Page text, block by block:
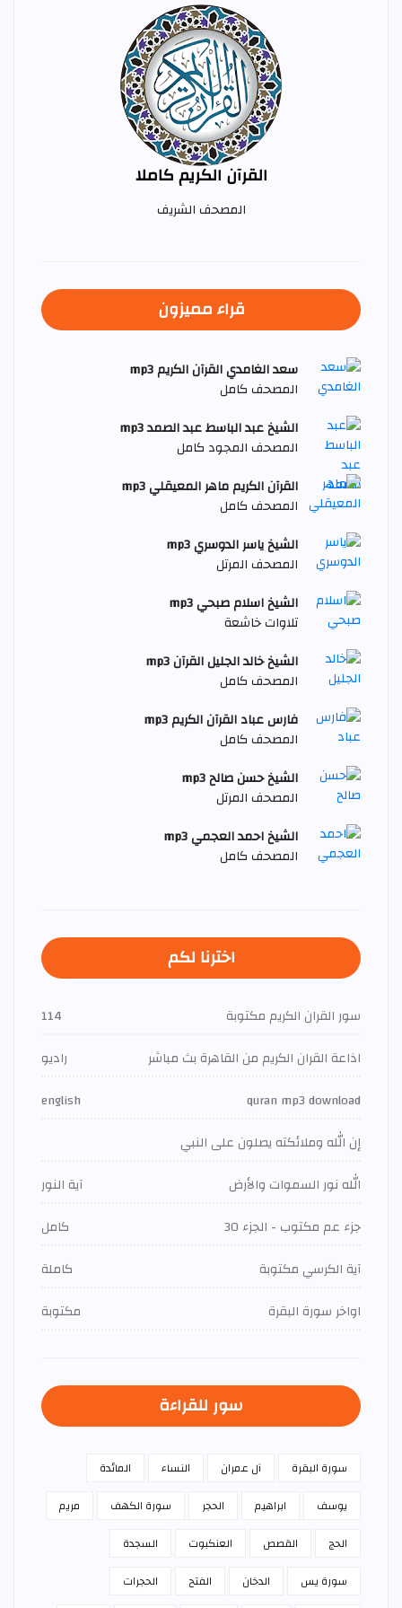
القرآن الكريم كاملا
المصحف الشريف
قراء مميزون
سعد الغامدي القرآن الكريم mp3
المصحف كامل
الشيخ عبد الباسط عبد الصمد mp3
المصحف المجود كامل
القرآن الكريم ماهر المعيقلي mp3
المصحف كامل
الشيخ ياسر الدوسري mp3
المصحف المرتل
الشيخ اسلام صبحي mp3
تلاوات خاشعة
الشيخ خالد الجليل القرآن mp3
المصحف كامل
فارس عباد القرآن الكريم mp3
المصحف كامل
الشيخ حسن صالح mp3
المصحف المرتل
الشيخ احمد العجمي mp3
المصحف كامل
اخترنا لكم
سور القران الكريم مكتوبة
114
اذاعة القران الكريم من القاهرة بث مباشر
راديو
quran mp3 download
english
إن الله وملائكته يصلون على النبي
الله نور السموات والأرض
آية النور
جزء عم مكتوب - الجزء 30
كامل
آية الكرسي مكتوبة
كاملة
اواخر سورة البقرة
مكتوبة
سور للقراءة
سورة البقرة آل عمران النساء
المائدة
يوسف
ابراهيم الحجر سورة الكهف
مريم
الحج
القصص العنكبوت
السجدة
سورة يس
الدخان الفتح
الحجرات